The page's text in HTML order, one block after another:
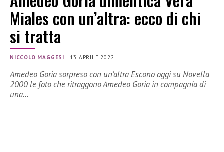
Miales con un’altra: ecco di chi
si tratta
NICCOLO MAGGESI | 13 APRILE 2022
Amedeo Goria sorpreso con un’altra Escono oggi su Novella
2000 le foto che ritraggono Amedeo Goria in compagnia di
una…